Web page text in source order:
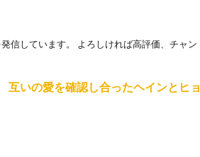
信しています。 よろしければ高評価、チャン
互いの愛を確認し合ったヘインとヒョ